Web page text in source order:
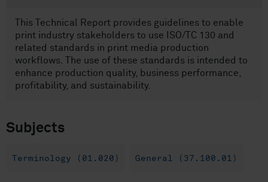
This Technical Report provides guidelines to enable
print industry stakeholders to use ISO/TC 130 and
related standards in print media production
workflows. The use of these standards is intended to
enhance production quality, business performance,
profitability, and sustainability.
Subjects
Terminology (01.020) General (37.100.01)